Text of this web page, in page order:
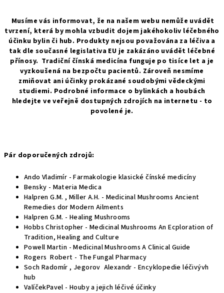
Musíme vás informovat, že na našem webu nemůže uvádět
tvrzení, která by mohla vzbudit dojem jakéhokoliv léčebného
účinku bylin či hub. Produkty nejsou považována za léčiva a
tak dle současné legislativa EU je zakázáno uvádět léčebné
přínosy. Tradiční čínská medicína funguje po tisíce let a je
vyzkoušená na bezpočtu pacientů. Zároveň nesmíme
zmiňovat ani účinky prokázané soudobými vědeckými
studiemi. Podrobné informace o bylinkách a houbách
hledejte ve veřejně dostupných zdrojích na internetu - to
povolené je.
Pár doporučených zdrojů:
Ando Vladimír - Farmakologie klasické čínské medicíny
Bensky - Materia Medica
Halpren G.M. , Miller A.H. - Medicinal Mushrooms Ancient
Remedies dor Modern Ailments
Halpren G.M. - Healing Mushrooms
Hobbs Christopher - Medicinal Mushrooms An Ecploration of
Tradition, Healing and Culture
Powell Martin - Medicinal Mushrooms A Clinical Guide
Rogers Robert - The Fungal Pharmacy
Soch Radomír , Jegorov Alexandr - Encyklopedie léčivývh
hub
ValíčekPavel - Houby a jejich léčivé účinky